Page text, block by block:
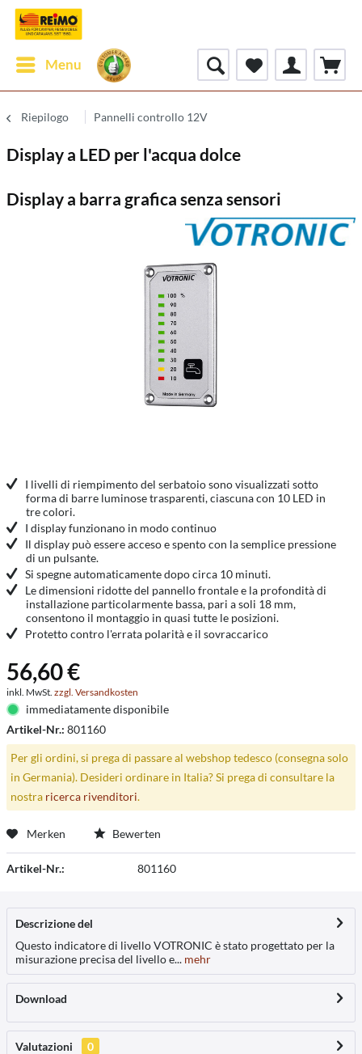
Menu
Riepilogo Pannelli controllo 12V
Display a LED per l'acqua dolce
Display a barra grafica senza sensori
I livelli di riempimento del serbatoio sono visualizzati sotto
forma di barre luminose trasparenti, ciascuna con 10 LED in
tre colori.
I display funzionano in modo continuo
Il display può essere acceso e spento con la semplice pressione
di un pulsante.
Si spegne automaticamente dopo circa 10 minuti.
Le dimensioni ridotte del pannello frontale e la profondità di
installazione particolarmente bassa, pari a soli 18 mm,
consentono il montaggio in quasi tutte le posizioni.
Protetto contro l'errata polarità e il sovraccarico
56,60 €
inkl. MwSt. zzgl. Versandkosten
immediatamente disponibile
Artikel-Nr.: 801160
Per gli ordini, si prega di passare al webshop tedesco (consegna solo
in Germania). Desideri ordinare in Italia? Si prega di consultare la
nostra ricerca rivenditori.
Merken Bewerten
Artikel-Nr.: 801160
Descrizione del
Questo indicatore di livello VOTRONIC è stato progettato per la
misurazione precisa del livello e... mehr
Download
Valutazioni
0